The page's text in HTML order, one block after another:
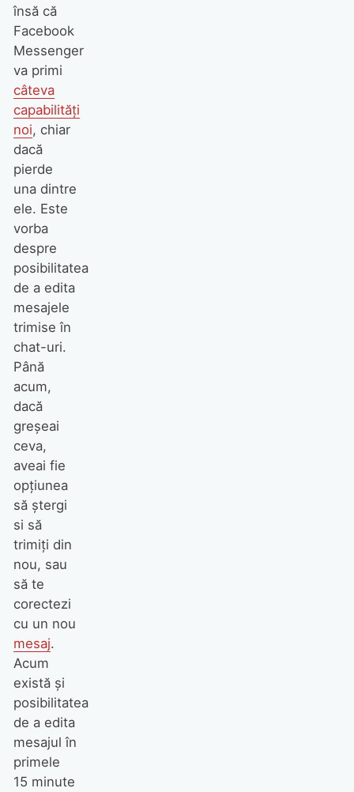
însă că
Facebook
Messenger
va primi
câteva
capabilități
noi, chiar
dacă
pierde
una dintre
ele. Este
vorba
despre
posibilitatea
de a edita
mesajele
trimise în
chat-uri.
Până
acum,
dacă
greșeai
ceva,
aveai fie
opțiunea
să ștergi
si să
trimiți din
nou, sau
să te
corectezi
cu un nou
mesaj.
Acum
există și
posibilitatea
de a edita
mesajul în
primele
15 minute